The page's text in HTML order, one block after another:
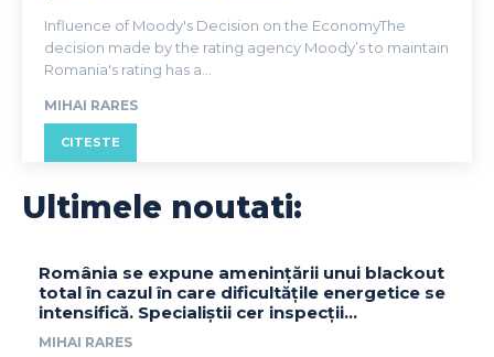
Influence of Moody's Decision on the EconomyThe
decision made by the rating agency Moody’s to maintain
Romania's rating has a...
MIHAI RARES
CITESTE
Ultimele noutati:
România se expune amenințării unui blackout
total în cazul în care dificultățile energetice se
intensifică. Specialiștii cer inspecții…
MIHAI RARES